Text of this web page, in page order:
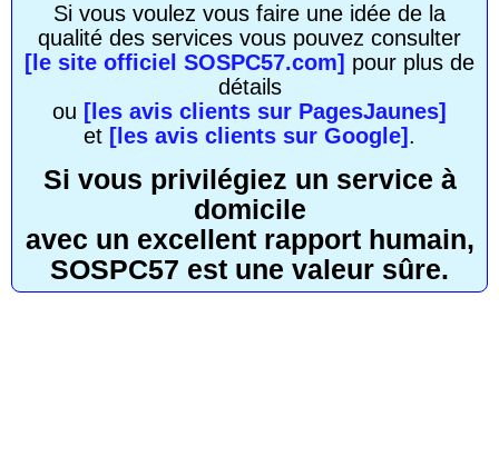
Si vous voulez vous faire une idée de la
qualité des services vous pouvez consulter
[le site officiel SOSPC57.com] pour plus de
détails
ou [les avis clients sur PagesJaunes]
et [les avis clients sur Google] .
Si vous privilégiez un service à
domicile
avec un excellent rapport humain,
SOSPC57 est une valeur sûre.